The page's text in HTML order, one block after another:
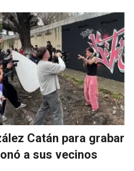
Catán para grabar
a sus vecinos